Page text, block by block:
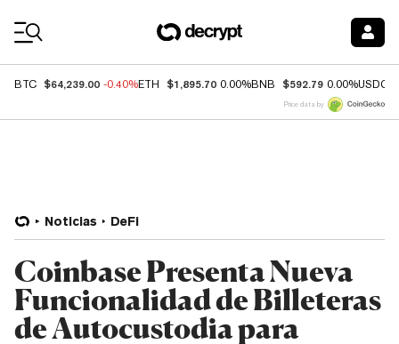
BTC $64,239.00 -0.40%ETH $1,895.70 0.00%BNB $592.79 0.00%USDC
Price data by
Noticias DeFi
Coinbase Presenta Nueva
Funcionalidad de Billeteras
de Autocustodia para